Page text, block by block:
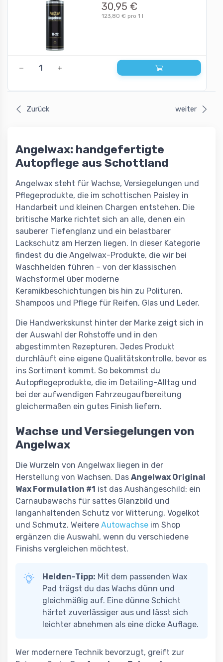
30,95 €
123,80 € pro 1 l
Zurück weiter
Angelwax: handgefertigte
Autopflege aus Schottland
Angelwax steht für Wachse, Versiegelungen und
Pflegeprodukte, die im schottischen Paisley in
Handarbeit und kleinen Chargen entstehen. Die
britische Marke richtet sich an alle, denen ein
sauberer Tiefenglanz und ein belastbarer
Lackschutz am Herzen liegen. In dieser Kategorie
findest du die Angelwax-Produkte, die wir bei
Waschhelden führen – von der klassischen
Wachsformel über moderne
Keramikbeschichtungen bis hin zu Polituren,
Shampoos und Pflege für Reifen, Glas und Leder.
Die Handwerkskunst hinter der Marke zeigt sich in
der Auswahl der Rohstoffe und in den
abgestimmten Rezepturen. Jedes Produkt
durchläuft eine eigene Qualitätskontrolle, bevor es
ins Sortiment kommt. So bekommst du
Autopflegeprodukte, die im Detailing-Alltag und
bei der aufwendigen Fahrzeugaufbereitung
gleichermaßen ein gutes Finish liefern.
Wachse und Versiegelungen von
Angelwax
Die Wurzeln von Angelwax liegen in der
Herstellung von Wachsen. Das Angelwax Original
Wax Formulation #1 ist das Aushängeschild: ein
Carnaubawachs für sattes Glanzbild und
langanhaltenden Schutz vor Witterung, Vogelkot
und Schmutz. Weitere Autowachse im Shop
ergänzen die Auswahl, wenn du verschiedene
Finishs vergleichen möchtest.
Helden-Tipp: Mit dem passenden Wax
Pad trägst du das Wachs dünn und
gleichmäßig auf. Eine dünne Schicht
härtet zuverlässiger aus und lässt sich
leichter abnehmen als eine dicke Auflage.
Wer modernere Technik bevorzugt, greift zur